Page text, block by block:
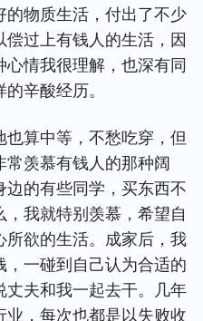
的物质生活，付出了不少
过上有钱人的生活，因
情我很理解，也深有同
辛酸经历。
算中等，不愁吃穿，但
羡慕有钱人的那种阔
的有些同学，买东西不
我就特别羡慕，希望自
所欲的生活。成家后，我
一碰到自己认为合适的
丈夫和我一起去干。几年
，每次也都是以失败收